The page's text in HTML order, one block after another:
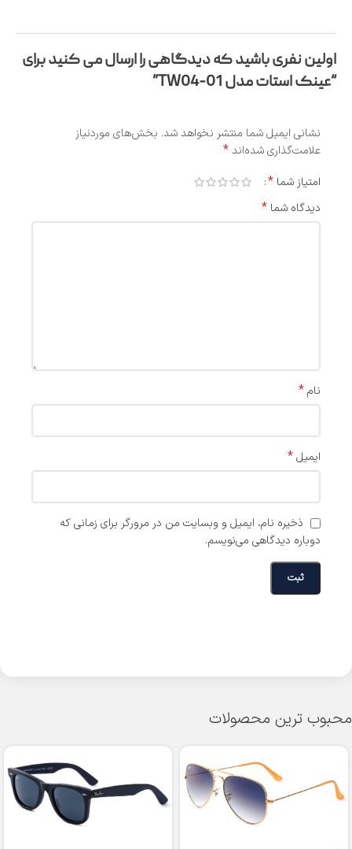
اولین نفری باشید که دیدگاهی را ارسال می کنید برای
“عینک استات مدل TW04-01”
نشانی ایمیل شما منتشر نخواهد شد. بخش‌های موردنیاز
علامت‌گذاری شده‌اند*
امتیاز شما *
دیدگاه شما *
نام*
ایمیل*
ذخیره نام، ایمیل و وبسایت من در مرورگر برای زمانی که
دوباره دیدگاهی می‌نویسم.
محبوب ترین محصولات